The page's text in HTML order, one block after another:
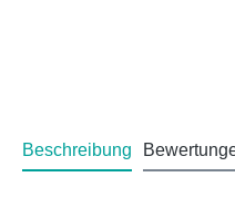
Beschreibung